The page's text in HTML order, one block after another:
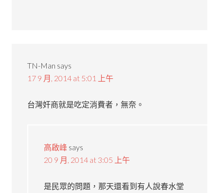
TN-Man says
17 9 月, 2014 at 5:01 上午
台灣奸商就是吃定消費者，無奈。
高啟峰 says
20 9 月, 2014 at 3:05 上午
是民眾的問題，那天還看到有人說春水堂